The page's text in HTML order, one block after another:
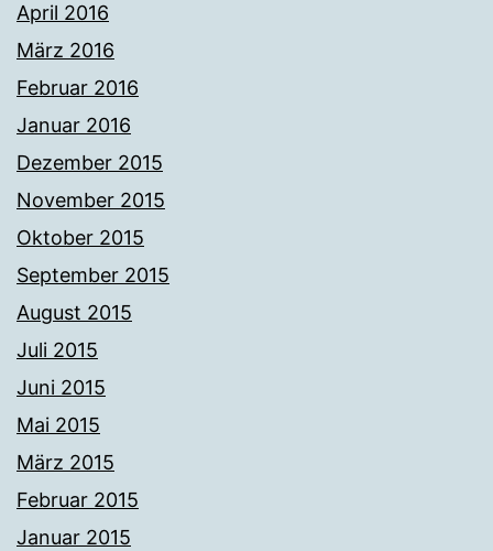
April 2016
März 2016
Februar 2016
Januar 2016
Dezember 2015
November 2015
Oktober 2015
September 2015
August 2015
Juli 2015
Juni 2015
Mai 2015
März 2015
Februar 2015
Januar 2015